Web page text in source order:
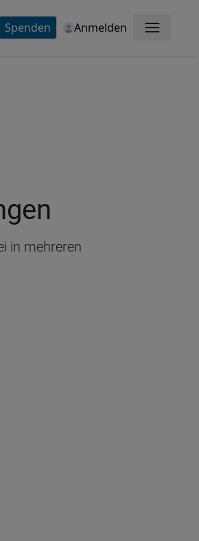
Spenden Anmelden Menü
in mehreren